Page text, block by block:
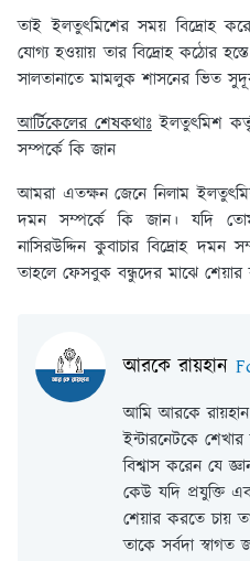
তাই ইলতুৎমিশের সময় বিদ্রোহ
যোগ্য হওয়ায় তার বিদ্রোহ কঠোর
সালতানাতে মামলুক শাসনের ভিত
আর্টিকেলের শেষকথাঃইলতুৎমিশ
সম্পর্কে কি জান
আমরা এতক্ষন জেনে নিলাম
দমন সম্পর্কে কি জান। যদি
নাসিরউদ্দিন কুবাচার বিদ্রোহ দমন
তাহলে ফেসবুক বন্ধুদের মাঝে
আরকে রায়হান
আমি আরকে
ইন্টারনেটকে
বিশ্বাস করেন যে
কেউ যদি প্রযুক্তি
শেয়ার করতে চায়
তাকে সর্বদা স্বাগত